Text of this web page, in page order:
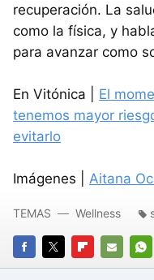
recuperación. La
como la física, y
para avanzar como
En Vitónica | El
tenemos mayor
evitarlo
Imágenes | Aitana
FACEBOOK
TWITTERFLIPBOARD
E-
TEMAS Wellness